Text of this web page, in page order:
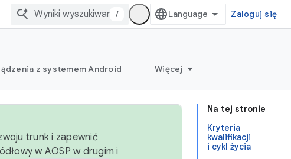
/ Zaloguj się
z systemem Android Więcej
Na tej stronie
Kryteria
kwalifikacji
i cykl życia
trunk i zapewnić
w AOSP w drugim i